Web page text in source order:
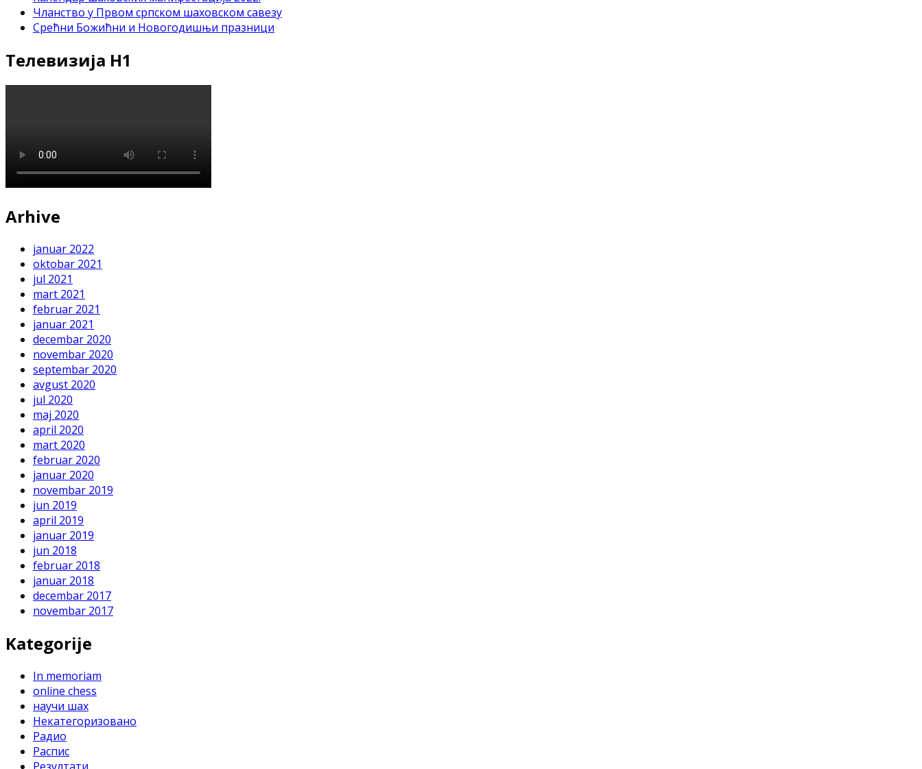
Чланство у Првом српском шаховском савезу
Срећни Божићни и Новогодишњи празници
Телевизија Н1
Arhive
januar 2022
oktobar 2021
jul 2021
mart 2021
februar 2021
januar 2021
decembar 2020
novembar 2020
septembar 2020
avgust 2020
jul 2020
maj 2020
april 2020
mart 2020
februar 2020
januar 2020
novembar 2019
jun 2019
april 2019
januar 2019
jun 2018
februar 2018
januar 2018
decembar 2017
novembar 2017
Kategorije
In memoriam
online chess
научи шах
Некатегоризовано
Радио
Распис